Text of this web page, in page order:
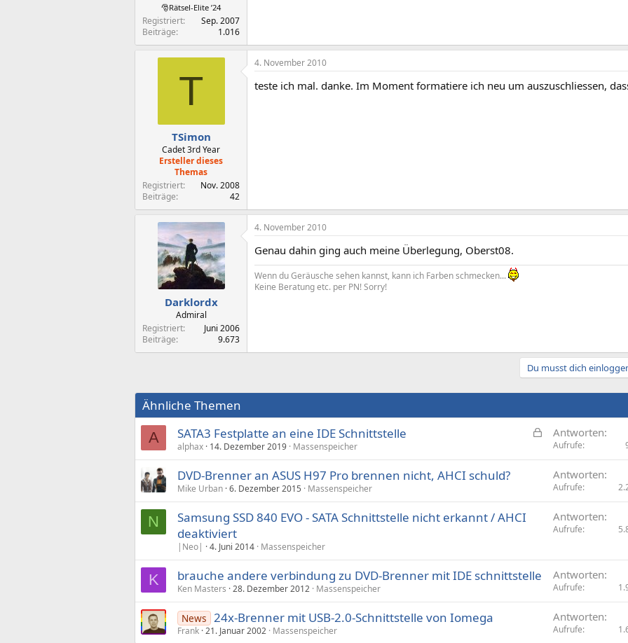
🎅Rätsel-Elite ’24
Registriert
Sep. 2007
Beiträge
1.016
T
TSimon
Cadet 3rd Year
Ersteller dieses
Themas
Registriert
Nov. 2008
Beiträge
42
4. November 2010
teste ich mal. danke. Im Moment formatiere ich neu um auszuschliessen,
Darklordx
Admiral
Registriert
Juni 2006
Beiträge
9.673
4. November 2010
Genau dahin ging auch meine Überlegung, Oberst08.
Wenn du Geräusche sehen kannst, kann ich Farben schmecken...
Keine Beratung etc. per PN! Sorry!
Du musst dich
Ähnliche Themen
A
G
s
r
SATA3 Festplatte an eine IDE Schnittstelle
alphax 14. Dezember 2019 Massenspeicher
Antworten
Aufrufe
DVD-Brenner an ASUS H97 Pro brennen nicht, AHCI schuld?
Mike Urban 6. Dezember 2015 Massenspeicher
Antworten
Aufrufe
N
Samsung SSD 840 EVO - SATA Schnittstelle nicht erkannt / AHCI
deaktiviert
|Neo| 4. Juni 2014 Massenspeicher
Antworten
Aufrufe
K brauche andere verbindung zu DVD-Brenner mit IDE schnittstelle
Ken Masters 28. Dezember 2012 Massenspeicher
Antworten
Aufrufe
News 24x-Brenner mit USB-2.0-Schnittstelle von Iomega
Frank 21. Januar 2002 Massenspeicher
Antworten
Aufrufe